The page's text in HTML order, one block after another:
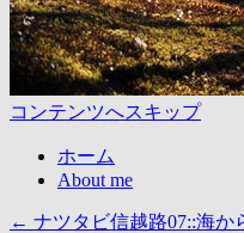
コンテンツへスキップ
ホーム
About me
← ナツタビ信越路07::海か